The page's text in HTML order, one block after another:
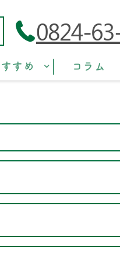
0824-
すめ コラム